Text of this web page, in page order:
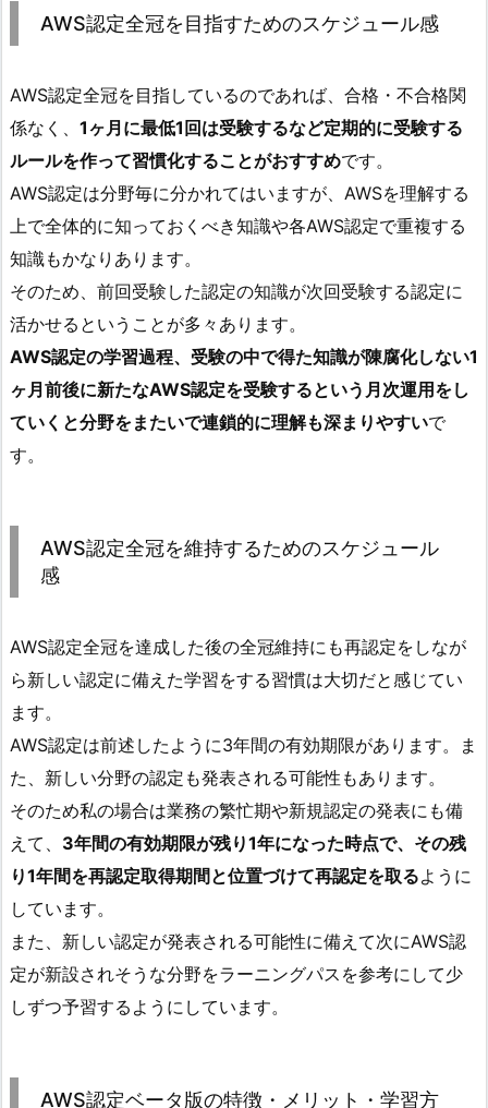
AWS認定全冠を目指すためのスケジュール感
AWS認定全冠を目指しているのであれば、合格・不合格関
係なく、 1ヶ月に最低1回は受験するなど定期的に受験する
ルールを作って習慣化することがおすすめです。
AWS認定は分野毎に分かれてはいますが、AWSを理解する
上で全体的に知っておくべき知識や各AWS認定で重複する
知識もかなりあります。
そのため、前回受験した認定の知識が次回受験する認定に
活かせるということが多々あります。
AWS認定の学習過程、受験の中で得た知識が陳腐化しない1
ヶ月前後に新たなAWS認定を受験するという月次運用をし
ていくと分野をまたいで連鎖的に理解も深まりやすいで
す。
AWS認定全冠を維持するためのスケジュール
感
AWS認定全冠を達成した後の全冠維持にも再認定をしなが
ら新しい認定に備えた学習をする習慣は大切だと感じてい
ます。
AWS認定は前述したように3年間の有効期限があります。ま
た、新しい分野の認定も発表される可能性もあります。
そのため私の場合は業務の繁忙期や新規認定の発表にも備
えて、 3年間の有効期限が残り1年になった時点で、その残
り1年間を再認定取得期間と位置づけて再認定を取るように
しています。
また、新しい認定が発表される可能性に備えて次にAWS認
定が新設されそうな分野をラーニングパスを参考にして少
しずつ予習するようにしています。
AWS認定ベータ版の特徴・メリット・学習方